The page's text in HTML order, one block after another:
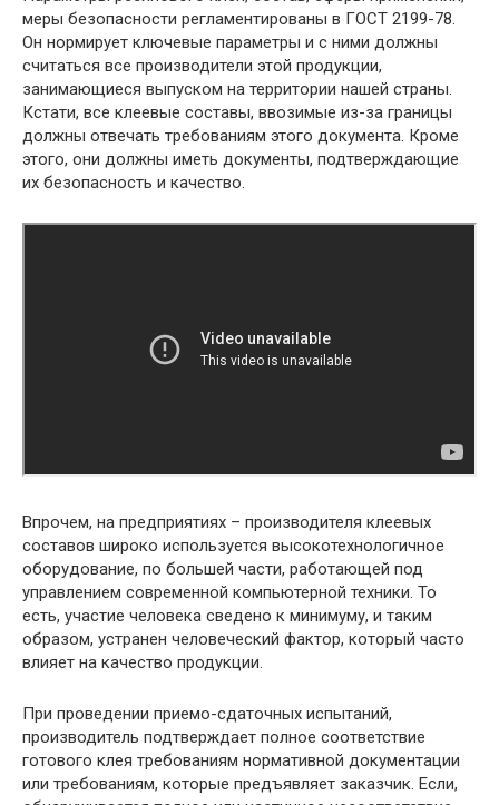
меры безопасности регламентированы в ГОСТ 2199-78.
Он нормирует ключевые параметры и с ними должны
считаться все производители этой продукции,
занимающиеся выпуском на территории нашей страны.
Кстати, все клеевые составы, ввозимые из-за границы
должны отвечать требованиям этого документа. Кроме
этого, они должны иметь документы, подтверждающие
их безопасность и качество.
Впрочем, на предприятиях – производителя клеевых
составов широко используется высокотехнологичное
оборудование, по большей части, работающей под
управлением современной компьютерной техники. То
есть, участие человека сведено к минимуму, и таким
образом, устранен человеческий фактор, который часто
влияет на качество продукции.
При проведении приемо-сдаточных испытаний,
производитель подтверждает полное соответствие
готового клея требованиям нормативной документации
или требованиям, которые предъявляет заказчик. Если,